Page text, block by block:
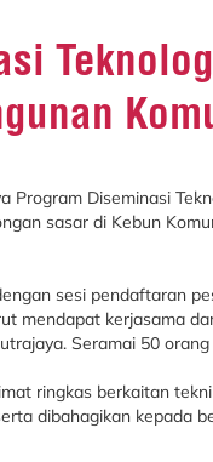
Program Diseminasi
sasar di Kebun
sesi pendaftaran
mendapat kerjasama
Seramai 50
ringkas berkaitan
dibahagikan kepada